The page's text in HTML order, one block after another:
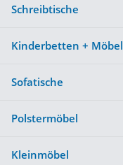
Schreibtische
Kinderbetten + Möbel
Sofatische
Polstermöbel
Kleinmöbel